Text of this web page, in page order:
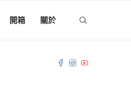
開箱 關於